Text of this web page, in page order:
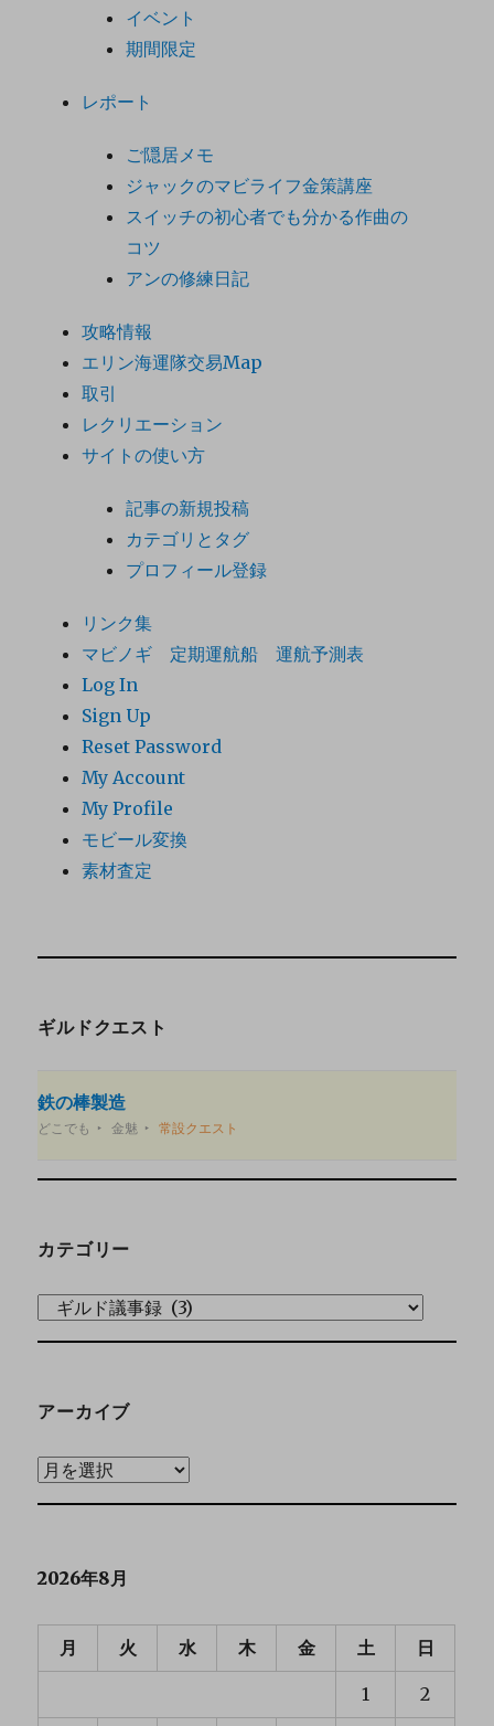
イベント
期間限定
レポート
ご隠居メモ
ジャックのマビライフ金策講座
スイッチの初心者でも分かる作曲の
コツ
アンの修練日記
攻略情報
エリン海運隊交易Map
取引
レクリエーション
サイトの使い方
記事の新規投稿
カテゴリとタグ
プロフィール登録
リンク集
マビノギ 定期運航船 運航予測表
Log In
Sign Up
Reset Password
My Account
My Profile
モビール変換
素材査定
ギルドクエスト
鉄の棒製造
どこでも 金魅 常設クエスト
カテゴリー
アーカイブ
2026年8月
月 火 水 木 金 土 日
1 2